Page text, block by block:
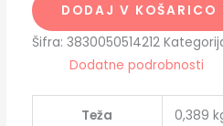
DODAJ V KOŠARICO
Šifra: 3830050514212
Dodatne podrobnosti
Teža 0,389